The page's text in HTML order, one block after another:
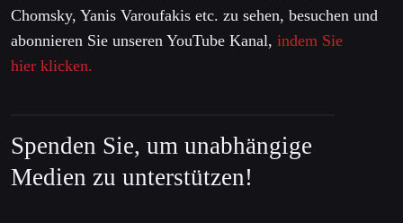
Chomsky, Yanis Varoufakis etc. zu sehen, besuchen und
abonnieren Sie unseren YouTube Kanal, indem Sie
hier klicken.
Spenden Sie, um unabhängige
Medien zu unterstützen!